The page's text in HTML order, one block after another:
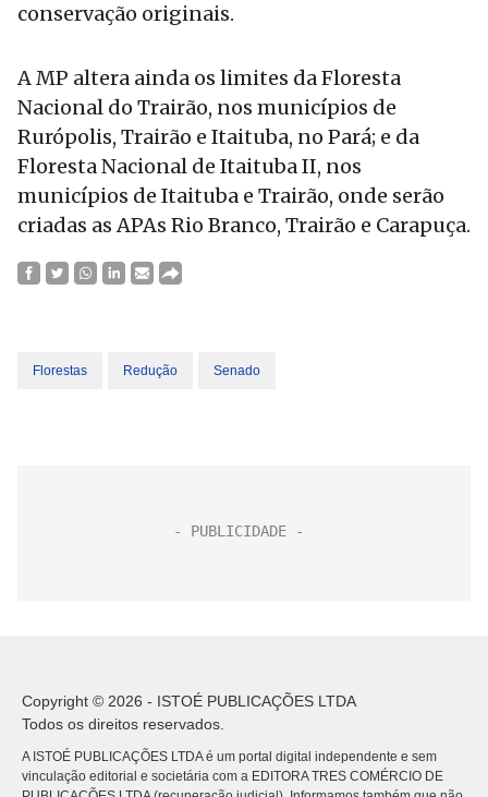
conservação originais.
A MP altera ainda os limites da Floresta
Nacional do Trairão, nos municípios de
Rurópolis, Trairão e Itaituba, no Pará; e da
Floresta Nacional de Itaituba II, nos
municípios de Itaituba e Trairão, onde serão
criadas as APAs Rio Branco, Trairão e Carapuça.
Florestas Redução Senado
Copyright © 2026 - ISTOÉ PUBLICAÇÕES LTDA
Todos os direitos reservados.
A ISTOÉ PUBLICAÇÕES LTDA é um portal digital independente e sem
vinculação editorial e societária com a EDITORA TRES COMÉRCIO DE